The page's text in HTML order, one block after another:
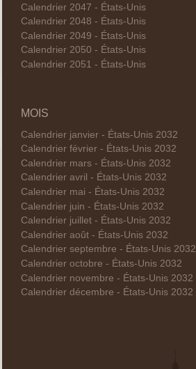
Calendrier 2047 - États-Unis
Calendrier 2048 - États-Unis
Calendrier 2049 - États-Unis
Calendrier 2050 - États-Unis
Calendrier 2051 - États-Unis
MOIS
Calendrier janvier - États-Unis 2032
Calendrier février - États-Unis 2032
Calendrier mars - États-Unis 2032
Calendrier avril - États-Unis 2032
Calendrier mai - États-Unis 2032
Calendrier juin - États-Unis 2032
Calendrier juillet - États-Unis 2032
Calendrier août - États-Unis 2032
Calendrier septembre - États-Unis 2032
Calendrier octobre - États-Unis 2032
Calendrier novembre - États-Unis 2032
Calendrier décembre - États-Unis 2032